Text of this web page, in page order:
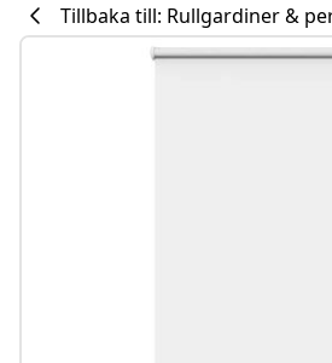
Tillbaka till: Rullgardiner &